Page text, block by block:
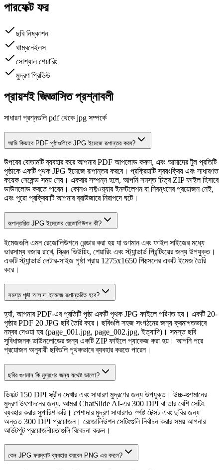
পারফেক্ট ফর
ছবি নিষ্কাশন
থাম্বনেইলস
সোশ্যাল শেয়ারিং
মুদ্রণ প্রিভিউ
প্রায়শই জিজ্ঞাসিত প্রশ্নাবলী
সাধারণ প্রশ্নগুলি pdf থেকে jpg সম্পর্কে
আমি কিভাবে PDF পৃষ্ঠাগুলিকে JPG ইমেজে রূপান্তর করব?
উপরের বোতামটি ব্যবহার করে আপনার PDF আপলোড করুন, এবং আমাদের টুল প্রতিটি
পৃষ্ঠাকে একটি পৃথক JPG ইমেজে রূপান্তর করবে। প্রক্রিয়াটি স্বয়ংক্রিয় এবং সাধারণত
কয়েক সেকেন্ড সময় নেয়। একবার সম্পন্ন হলে, আপনি সমস্ত চিত্র ZIP ফাইল হিসাবে
ডাউনলোড করতে পারেন। কোনও সফ্টওয়্যার ইনস্টলেশন বা নিবন্ধনের প্রয়োজন নেই,
এবং পুরো প্রক্রিয়াটি আপনার ব্রাউজারে নিরাপদে ঘটে।
রূপান্তরিত JPG ইমেজের রেজোলিউশন কী?
ইমেজগুলি এমন রেজোলিউশনে রেন্ডার করা হয় যা গুণমান এবং ফাইল সাইজের মধ্যে
ভারসাম্য বজায় রাখে, স্ক্রিন ভিউয়িং, শেয়ারিং এবং স্ট্যান্ডার্ড প্রিন্টিংয়ের জন্য উপযুক্ত।
একটি স্ট্যান্ডার্ড লেটার-সাইজ পৃষ্ঠা প্রায় 1275x1650 পিক্সেলের একটি ইমেজ তৈরি
করে।
সমস্ত পৃষ্ঠা আলাদা ইমেজে রূপান্তরিত হবে?
হ্যাঁ, আপনার PDF-এর প্রতিটি পৃষ্ঠা একটি পৃথক JPG ফাইলে পরিণত হয়। একটি 20-
পৃষ্ঠার PDF 20 JPG ছবি তৈরি করে। ছবিগুলি সহজ সংগঠনের জন্য ক্রমাগতভাবে
নম্বর দেওয়া হয় (page_001.jpg, page_002.jpg, ইত্যাদি)। সমস্ত ছবি
সুবিধাজনক ডাউনলোডের জন্য একটি ZIP ফাইলে প্যাকেজ করা হয়। আপনি পরে
প্রয়োজন অনুযায়ী ছবিগুলি পৃথকভাবে ব্যবহার করতে পারেন।
ছবির গুণমান কি মুদ্রণের জন্য যথেষ্ট ভালো?
ডিফল্ট 150 DPI স্ক্রীন দেখার এবং সাধারণ মুদ্রণের জন্য উপযুক্ত। উচ্চ-গুণমানের
মুদ্রণ উৎপাদনের জন্য, আমরা ChatSlide AI-এর 300 DPI বা তার বেশি সেটিং
ব্যবহার করার সুপারিশ করি। পেশাদার মুদ্রণ সাধারণত স্পষ্ট টেক্সট এবং ছবির জন্য
অন্তত 300 DPI প্রয়োজন। রেজোলিউশন সেটিংগুলি নির্বাচন করার সময় আপনার
আউটপুট প্রয়োজনীয়তাগুলি বিবেচনা করুন।
কেন JPG ফরম্যাট ব্যবহার করবেন PNG এর বদলে?